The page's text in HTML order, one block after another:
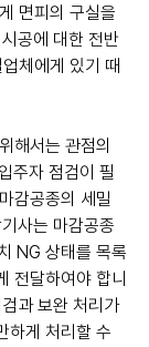
면피의 구실을
공에 대한 전반
체에게 있기 때
해서는 관점의
주자 점검이 필
감공종의 세밀
사는 마감공종
NG 상태를 목록
전달하여야 합니
과 보완 처리가
하게 처리할 수